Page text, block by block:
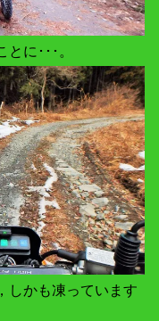
に･･･。
しかも凍っています